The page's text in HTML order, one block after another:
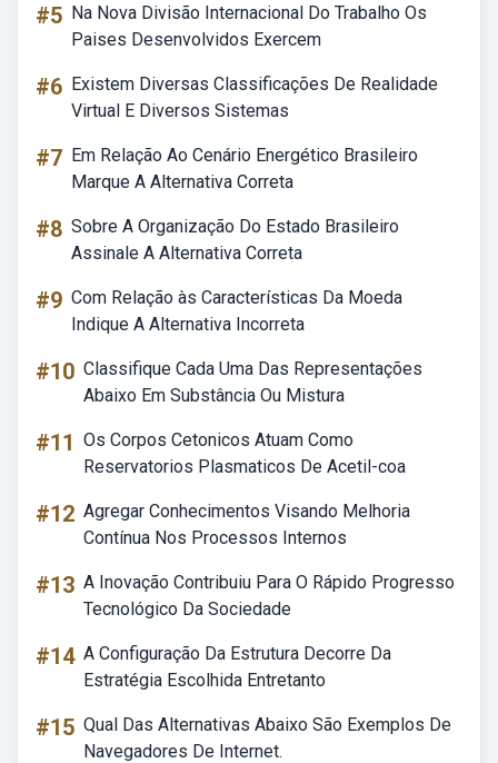
#5 Na Nova Divisão Internacional Do Trabalho Os
Paises Desenvolvidos Exercem
#6 Existem Diversas Classificações De Realidade
Virtual E Diversos Sistemas
#7 Em Relação Ao Cenário Energético Brasileiro
Marque A Alternativa Correta
#8 Sobre A Organização Do Estado Brasileiro
Assinale A Alternativa Correta
#9 Com Relação às Características Da Moeda
Indique A Alternativa Incorreta
#10 Classifique Cada Uma Das Representações
Abaixo Em Substância Ou Mistura
#11 Os Corpos Cetonicos Atuam Como
Reservatorios Plasmaticos De Acetil-coa
#12 Agregar Conhecimentos Visando Melhoria
Contínua Nos Processos Internos
#13 A Inovação Contribuiu Para O Rápido Progresso
Tecnológico Da Sociedade
#14 A Configuração Da Estrutura Decorre Da
Estratégia Escolhida Entretanto
#15 Qual Das Alternativas Abaixo São Exemplos De
Navegadores De Internet.